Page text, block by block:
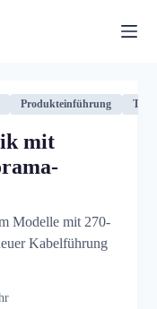
Produkteinführung
mit
Modelle mit 270-
Kabelführung